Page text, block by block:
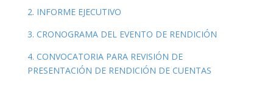
2. INFORME EJECUTIVO
3. CRONOGRAMA DEL EVENTO DE RENDICIÓN
4. CONVOCATORIA PARA REVISIÓN DE
PRESENTACIÓN DE RENDICIÓN DE CUENTAS